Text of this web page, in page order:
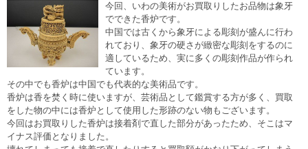
今回、いわの美術がお買取りしたお品物は象牙
でできた香炉です。
中国では古くから象牙による彫刻が盛んに行わ
れており、象牙の硬さが緻密な彫刻をするのに
適しているため、実に多くの彫刻作品が作られ
ています。
その中でも香炉は中国でも代表的な美術品です。
香炉は香を焚く時に使いますが、芸術品として鑑賞する方が多く、買取
をした物の中には香炉として使用した形跡のない物もございます。
今回はお買取りした香炉は接着剤で直した部分があったため、そこはマ
イナス評価となりました。